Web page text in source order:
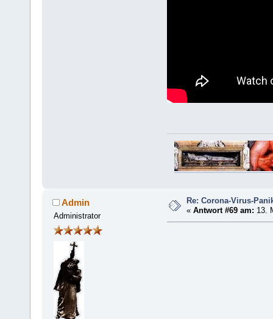
Admin
Administrator
Re: Corona-Virus-
«Antwort #69 am: 13.